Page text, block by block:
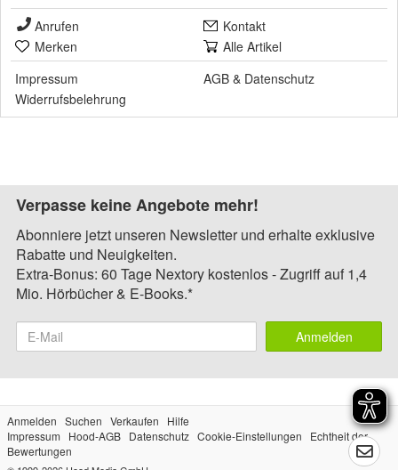
Anrufen
Kontakt
Merken
Alle Artikel
Impressum
AGB & Datenschutz
Widerrufsbelehrung
Verpasse keine Angebote mehr!
Abonniere jetzt unseren Newsletter und erhalte exklusive
Rabatte und Neuigkeiten.
Extra-Bonus: 60 Tage Nextory kostenlos - Zugriff auf 1,4
Mio. Hörbücher & E-Books.*
Anmelden
Anmelden Suchen Verkaufen
Hilfe
Impressum
Hood-AGB Datenschutz Cookie-Einstellungen
Echtheit der
Bewertungen